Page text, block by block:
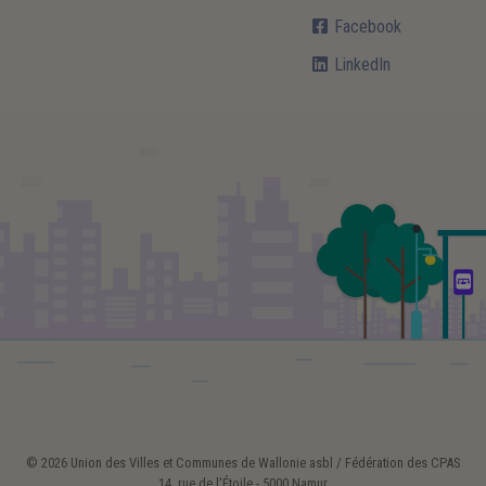
Facebook
LinkedIn
© 2026 Union des Villes et Communes de Wallonie asbl / Fédération des CPAS